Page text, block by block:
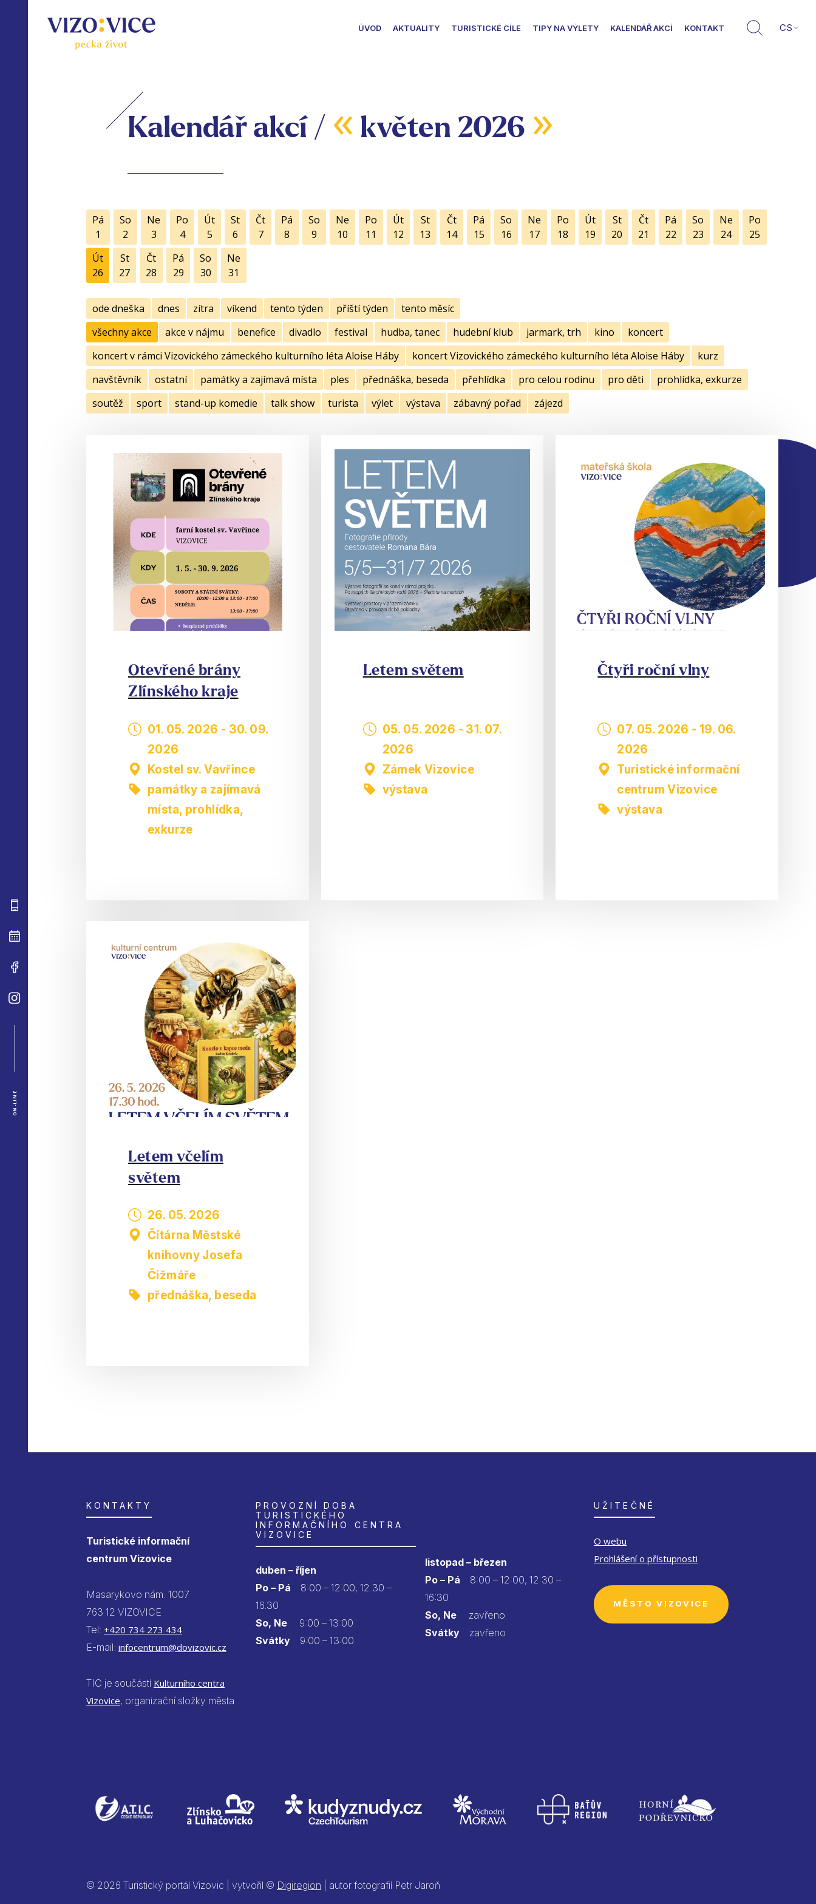
ÚVOD AKTUALITY TURISTICKÉ CÍLE TIPY NA VÝLETY KALENDÁŘ AKCÍ KONTAKT CS
ON-LINE
Kalendář akcí / « květen 2026 »
Pá
1
So
2
Ne
3
Po
4
Út
5
St
6
Čt
7
Pá
8
So
9
Ne
10
Po
11
Út
12
St
13
Čt
14
Pá
15
So
16
Ne
17
Po
18
Út
19
St
20
Čt
21
Pá
22
So
23
Ne
24
Po
25
Út
26
St
27
Čt
28
Pá
29
So
30
Ne
31
ode dneška dnes zítra víkend tento týden příští týden
tento měsíc
všechny akce
akce v nájmu benefice divadlo festival hudba, tanec hudební klub jarmark, trh kino
koncert
koncert v rámci Vizovického zámeckého kulturního léta Aloise Háby
koncert Vizovického zámeckého kulturního léta Aloise Háby
kurz
navštěvník
ostatní památky a zajímavá místa ples přednáška, beseda přehlídka pro celou rodinu pro děti
prohlídka, exkurze
soutěž
sport stand-up komedie talk show turista výlet výstava zábavný pořad zájezd
Otevřené brány
Zlínského kraje
01. 05. 2026 - 30. 09.
2026
Kostel sv. Vavřince
památky a zajímavá
místa, prohlídka,
exkurze
Letem světem
05. 05. 2026 - 31. 07.
2026
Zámek Vizovice
výstava
Čtyři roční vlny
07. 05. 2026 -19. 06.
2026
Turistické informační
centrum Vizovice
výstava
Letem včelím
světem
26. 05. 2026
Čítárna Městské
knihovny Josefa
Čižmáře
přednáška, beseda
KONTAKTY
Turistické informační
centrum Vizovice
Masarykovo nám. 1007
763 12 VIZOVICE
Tel: +420 734 273 434
E-mail: infocentrum@dovizovic.cz
TIC je součástí Kulturního centra
Vizovice, organizační složky města
PROVOZNÍ DOBA
TURISTICKÉHO
INFORMAČNÍHO CENTRA
VIZOVICE
duben – říjen
Po – Pá
8:00 – 12:00, 12.30 –
16.30
So, Ne9:00 – 13:00
Svátky9:00 – 13:00
listopad – březen
Po – Pá 8:00 – 12:00, 12:30 –
16:30
So, Nezavřeno
Svátkyzavřeno
UŽITEČNÉ
O webu
Prohlášení o přístupnosti
MĚSTO VIZOVICE
© 2026 Turistický portál Vizovic | vytvořil © Digiregion | autor fotografií Petr Jaroň